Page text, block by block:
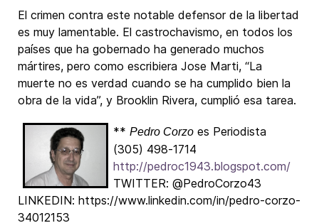
El crimen contra este notable defensor de la libertad
es muy lamentable. El castrochavismo, en todos los
países que ha gobernado ha generado muchos
mártires, pero como escribiera Jose Marti, “La
muerte no es verdad cuando se ha cumplido bien la
obra de la vida”, y Brooklin Rivera, cumplió esa tarea.
** Pedro Corzo es Periodista
(305) 498-1714
http://pedroc1943.blogspot.com/
TWITTER: @PedroCorzo43
LINKEDIN: https://www.linkedin.com/in/pedro-corzo-
34012153